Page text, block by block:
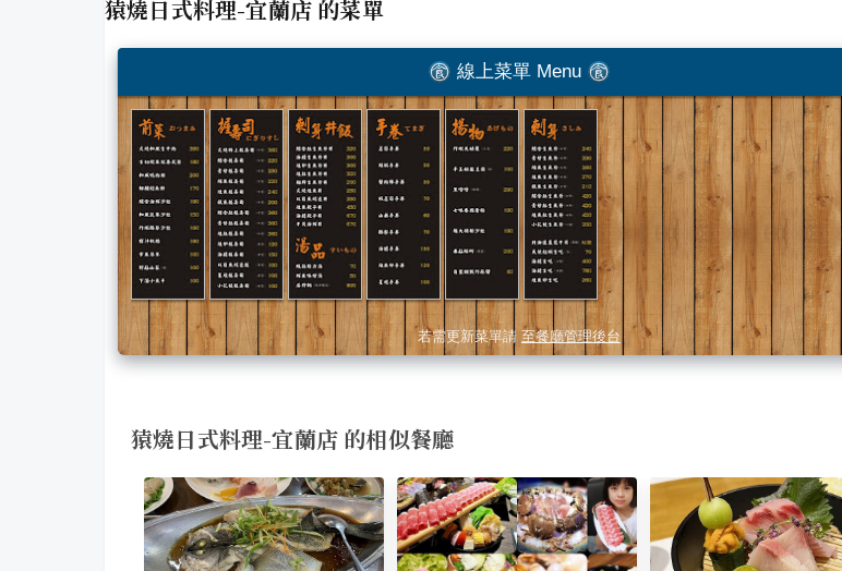
猿燒日式料理-宜蘭店 的菜單
線上菜單 Menu
若需更新菜單請 至餐廳管理後台
猿燒日式料理-宜蘭店 的相似餐廳